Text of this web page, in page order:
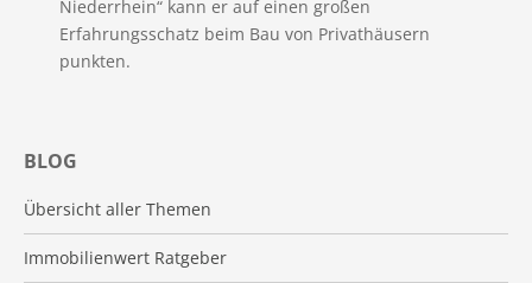
BLOG
Übersicht aller Themen
Immobilienwert Ratgeber
Niederrhein“ kann er auf einen großen
Erfahrungsschatz beim Bau von Privathäusern
punkten.